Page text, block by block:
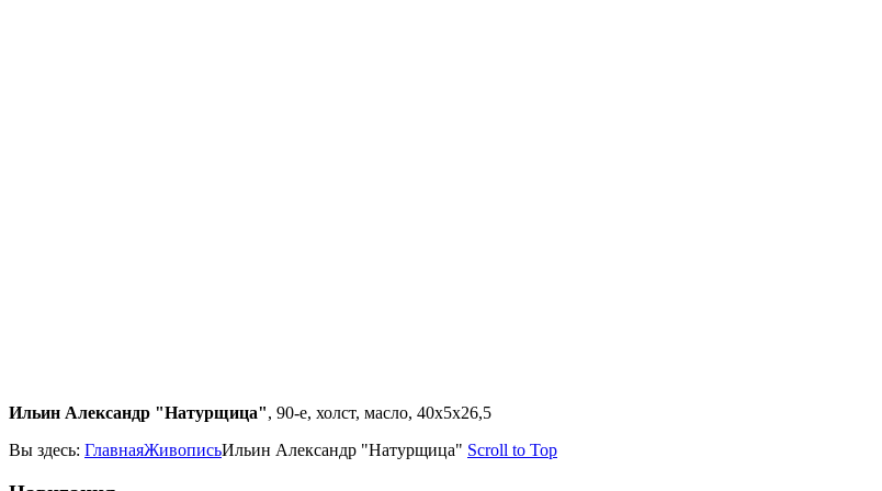
Ильин Александр "Натурщица", 90-е, холст, масло, 40х5х26,5
Вы здесь: ГлавнаяЖивописьИльин Александр "Натурщица" Scroll to Top